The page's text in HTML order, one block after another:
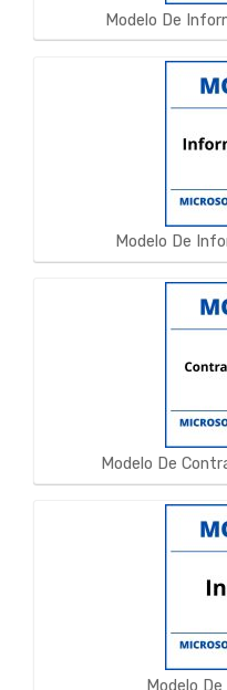
Modelo De
Modelo De
Modelo De
Modelo